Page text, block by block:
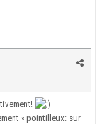
» pointilleux: sur